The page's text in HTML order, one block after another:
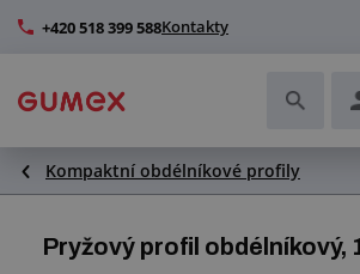
+420 518 399 588Kontakty
Hadice a jejich kompletace
Profily a výroba těsnění
Kompaktní obdélníkové profily
Pryžový profil obdélníkový,